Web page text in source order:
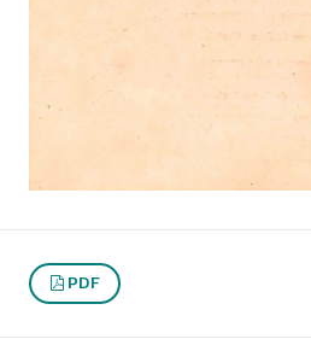
PDF